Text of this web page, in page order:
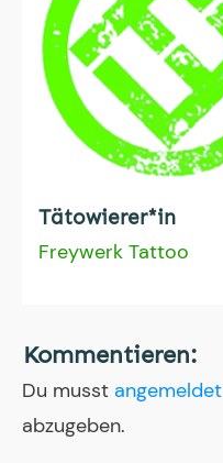
Tätowierer*in
Freywerk Tattoo
Kommentieren:
Du musst angemeldet
abzugeben.